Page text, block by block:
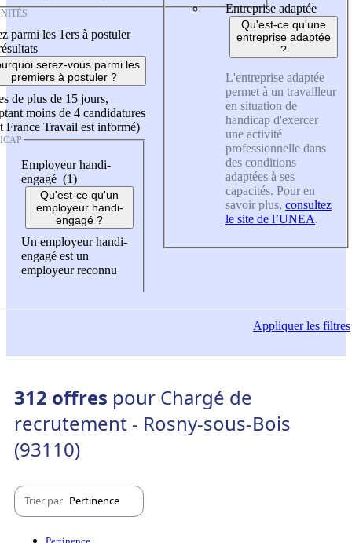
parmi les 1ers à postuler
serez-vous parmi les
premiers à postuler ?
de plus de 15 jours,
moins de 4 candidatures
France Travail est informé)
Employeur handi-
engagé (1)
Qu'est-ce qu'un
employeur handi-
engagé ?
Un employeur handi-
engagé est un
employeur reconnu
Entreprise adaptée
Qu'est-ce qu'une
entreprise adaptée
?
L'entreprise adaptée
permet à un travailleur
en situation de
handicap d'exercer
une activité
professionnelle dans
des conditions
adaptées à ses
capacités. Pour en
savoir plus, consultez
le site de l’UNEA.
Appliquerles filtres
312 offres pour Chargé de
recrutement - Rosny-sous-Bois
(93110)
Trier par Pertinence